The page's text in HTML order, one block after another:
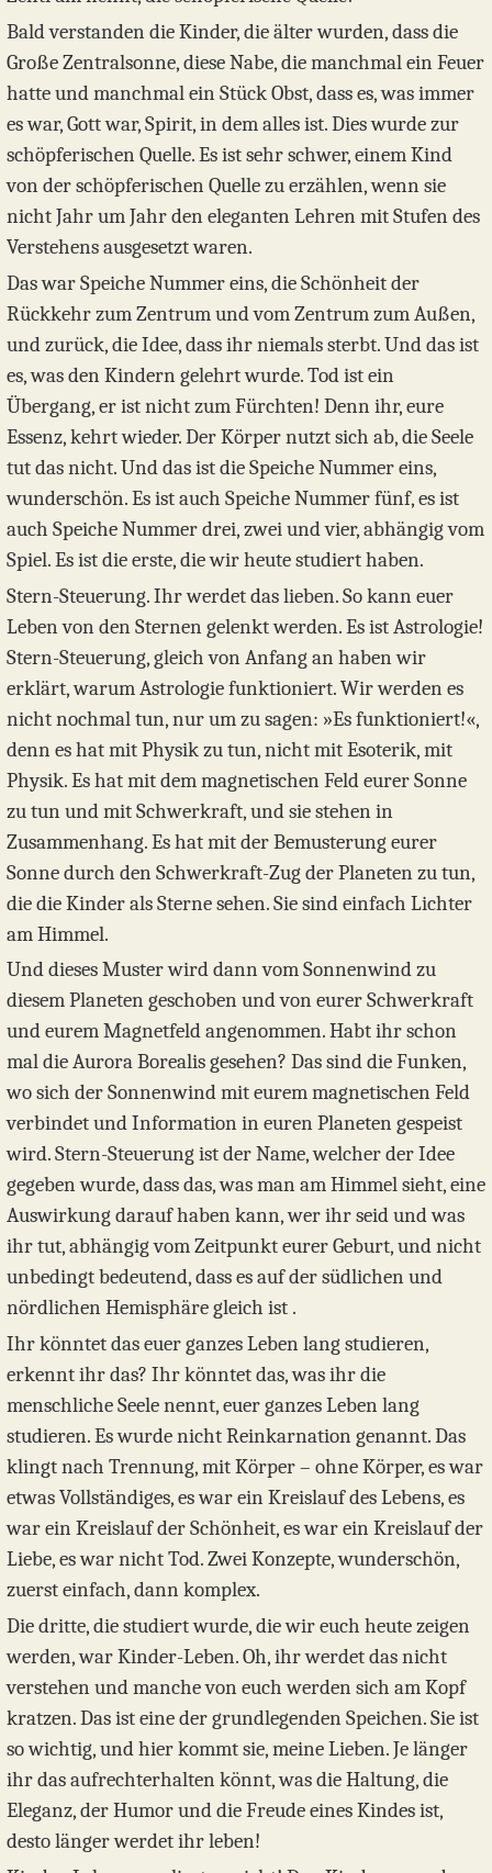
Bald verstanden die Kinder, die älter wurden, dass die
Große Zentralsonne, diese Nabe, die manchmal ein Feuer
hatte und manchmal ein Stück Obst, dass es, was immer
es war, Gott war, Spirit, in dem alles ist. Dies wurde zur
schöpferischen Quelle. Es ist sehr schwer, einem Kind
von der schöpferischen Quelle zu erzählen, wenn sie
nicht Jahr um Jahr den eleganten Lehren mit Stufen des
Verstehens ausgesetzt waren.
Das war Speiche Nummer eins, die Schönheit der
Rückkehr zum Zentrum und vom Zentrum zum Außen,
und zurück, die Idee, dass ihr niemals sterbt. Und das ist
es, was den Kindern gelehrt wurde. Tod ist ein
Übergang, er ist nicht zum Fürchten! Denn ihr, eure
Essenz, kehrt wieder. Der Körper nutzt sich ab, die Seele
tut das nicht. Und das ist die Speiche Nummer eins,
wunderschön. Es ist auch Speiche Nummer fünf, es ist
auch Speiche Nummer drei, zwei und vier, abhängig vom
Spiel. Es ist die erste, die wir heute studiert haben.
Stern-Steuerung. Ihr werdet das lieben. So kann euer
Leben von den Sternen gelenkt werden. Es ist Astrologie!
Stern-Steuerung, gleich von Anfang an haben wir
erklärt, warum Astrologie funktioniert. Wir werden es
nicht nochmal tun, nur um zu sagen: »Es funktioniert!«,
denn es hat mit Physik zu tun, nicht mit Esoterik, mit
Physik. Es hat mit dem magnetischen Feld eurer Sonne
zu tun und mit Schwerkraft, und sie stehen in
Zusammenhang. Es hat mit der Bemusterung eurer
Sonne durch den Schwerkraft-Zug der Planeten zu tun,
die die Kinder als Sterne sehen. Sie sind einfach Lichter
am Himmel.
Und dieses Muster wird dann vom Sonnenwind zu
diesem Planeten geschoben und von eurer Schwerkraft
und eurem Magnetfeld angenommen. Habt ihr schon
mal die Aurora Borealis gesehen? Das sind die Funken,
wo sich der Sonnenwind mit eurem magnetischen Feld
verbindet und Information in euren Planeten gespeist
wird. Stern-Steuerung ist der Name, welcher der Idee
gegeben wurde, dass das, was man am Himmel sieht, eine
Auswirkung darauf haben kann, wer ihr seid und was
ihr tut, abhängig vom Zeitpunkt eurer Geburt, und nicht
unbedingt bedeutend, dass es auf der südlichen und
nördlichen Hemisphäre gleich ist .
Ihr könntet das euer ganzes Leben lang studieren,
erkennt ihr das? Ihr könntet das, was ihr die
menschliche Seele nennt, euer ganzes Leben lang
studieren. Es wurde nicht Reinkarnation genannt. Das
klingt nach Trennung, mit Körper – ohne Körper, es war
etwas Vollständiges, es war ein Kreislauf des Lebens, es
war ein Kreislauf der Schönheit, es war ein Kreislauf der
Liebe, es war nicht Tod. Zwei Konzepte, wunderschön,
zuerst einfach, dann komplex.
Die dritte, die studiert wurde, die wir euch heute zeigen
werden, war Kinder-Leben. Oh, ihr werdet das nicht
verstehen und manche von euch werden sich am Kopf
kratzen. Das ist eine der grundlegenden Speichen. Sie ist
so wichtig, und hier kommt sie, meine Lieben. Je länger
ihr das aufrechterhalten könnt, was die Haltung, die
Eleganz, der Humor und die Freude eines Kindes ist,
desto länger werdet ihr leben!